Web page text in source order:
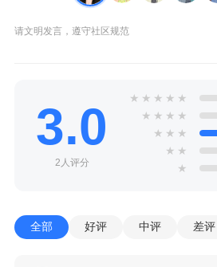
请文明发言，遵守社区规范
3.0
2人评分
★ ★ ★ ★ ★
★ ★ ★ ★
★ ★ ★
★ ★
★
全部 好评 中评 差评